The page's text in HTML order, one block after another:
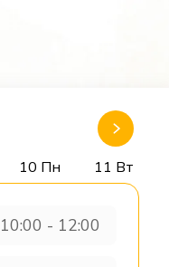
10 Пн 11 Вт
10:00 - 12:00